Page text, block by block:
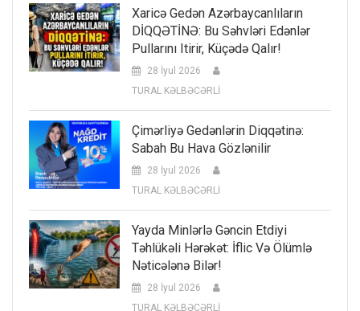
Xaricə Gedən Azərbaycanlıların
DİQQƏTİNƏ: Bu Səhvləri Edənlər
Pullarını Itirir, Küçədə Qalır!
28 İyul 2026
TURAL KƏLBƏCƏRLİ
Çimərliyə Gedənlərin Diqqətinə:
Sabah Bu Hava Gözlənilir
28 İyul 2026
TURAL KƏLBƏCƏRLİ
Yayda Minlərlə Gəncin Etdiyi
Təhlükəli Hərəkət: İflic Və Ölümlə
Nəticələnə Bilər!
28 İyul 2026
TURAL KƏLBƏCƏRLİ